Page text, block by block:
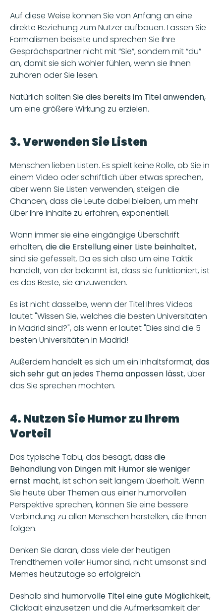
Auf diese Weise können Sie von Anfang an eine
direkte Beziehung zum Nutzer aufbauen. Lassen Sie
Formalismen beiseite und sprechen Sie Ihre
Gesprächspartner nicht mit “Sie”, sondern mit “du”
an, damit sie sich wohler fühlen, wenn sie Ihnen
zuhören oder Sie lesen.
Natürlich sollten Sie dies bereits im Titel anwenden,
um eine größere Wirkung zu erzielen.
3. Verwenden Sie Listen
Menschen lieben Listen. Es spielt keine Rolle, ob Sie in
einem Video oder schriftlich über etwas sprechen,
aber wenn Sie Listen verwenden, steigen die
Chancen, dass die Leute dabei bleiben, um mehr
über Ihre Inhalte zu erfahren, exponentiell.
Wann immer sie eine eingängige Überschrift
erhalten, die die Erstellung einer Liste beinhaltet,
sind sie gefesselt. Da es sich also um eine Taktik
handelt, von der bekannt ist, dass sie funktioniert, ist
es das Beste, sie anzuwenden.
Es ist nicht dasselbe, wenn der Titel Ihres Videos
lautet "Wissen Sie, welches die besten Universitäten
in Madrid sind?", als wenn er lautet "Dies sind die 5
besten Universitäten in Madrid!
Außerdem handelt es sich um ein Inhaltsformat, das
sich sehr gut an jedes Thema anpassen lässt, über
das Sie sprechen möchten.
4. Nutzen Sie Humor zu Ihrem
Vorteil
Das typische Tabu, das besagt, dass die
Behandlung von Dingen mit Humor sie weniger
ernst macht, ist schon seit langem überholt. Wenn
Sie heute über Themen aus einer humorvollen
Perspektive sprechen, können Sie eine bessere
Verbindung zu allen Menschen herstellen, die Ihnen
folgen.
Denken Sie daran, dass viele der heutigen
Trendthemen voller Humor sind, nicht umsonst sind
Memes heutzutage so erfolgreich.
Deshalb sind humorvolle Titel eine gute Möglichkeit,
Clickbait einzusetzen und die Aufmerksamkeit der